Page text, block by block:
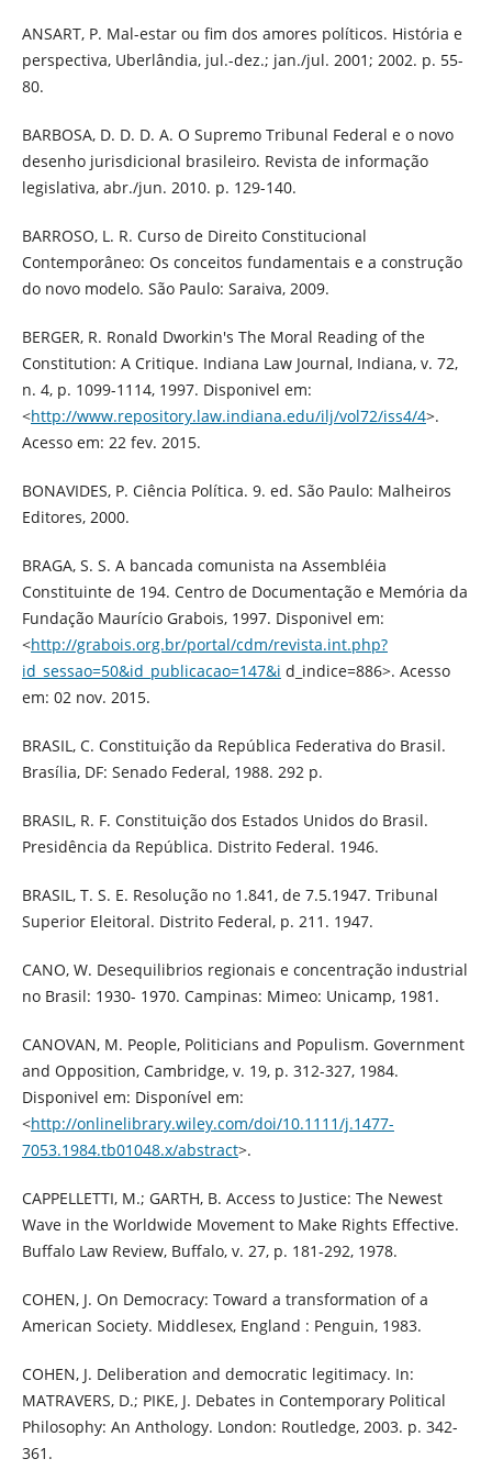
ANSART, P. Mal-estar ou fim dos amores políticos. História e
perspectiva, Uberlândia, jul.-dez.; jan./jul. 2001; 2002. p. 55-
80.
BARBOSA, D. D. D. A. O Supremo Tribunal Federal e o novo
desenho jurisdicional brasileiro. Revista de informação
legislativa, abr./jun. 2010. p. 129-140.
BARROSO, L. R. Curso de Direito Constitucional
Contemporâneo: Os conceitos fundamentais e a construção
do novo modelo. São Paulo: Saraiva, 2009.
BERGER, R. Ronald Dworkin's The Moral Reading of the
Constitution: A Critique. Indiana Law Journal, Indiana, v. 72,
n. 4, p. 1099-1114, 1997. Disponivel em:
<http://www.repository.law.indiana.edu/ilj/vol72/iss4/4>.
Acesso em: 22 fev. 2015.
BONAVIDES, P. Ciência Política. 9. ed. São Paulo: Malheiros
Editores, 2000.
BRAGA, S. S. A bancada comunista na Assembléia
Constituinte de 194. Centro de Documentação e Memória da
Fundação Maurício Grabois, 1997. Disponivel em:
<http://grabois.org.br/portal/cdm/revista.int.php?
id_sessao=50&id_publicacao=147&i d_indice=886>. Acesso
em: 02 nov. 2015.
BRASIL, C. Constituição da República Federativa do Brasil.
Brasília, DF: Senado Federal, 1988. 292 p.
BRASIL, R. F. Constituição dos Estados Unidos do Brasil.
Presidência da República. Distrito Federal. 1946.
BRASIL, T. S. E. Resolução no 1.841, de 7.5.1947. Tribunal
Superior Eleitoral. Distrito Federal, p. 211. 1947.
CANO, W. Desequilibrios regionais e concentração industrial
no Brasil: 1930- 1970. Campinas: Mimeo: Unicamp, 1981.
CANOVAN, M. People, Politicians and Populism. Government
and Opposition, Cambridge, v. 19, p. 312-327, 1984.
Disponivel em: Disponível em:
<http://onlinelibrary.wiley.com/doi/10.1111/j.1477-
7053.1984.tb01048.x/abstract>.
CAPPELLETTI, M.; GARTH, B. Access to Justice: The Newest
Wave in the Worldwide Movement to Make Rights Effective.
Buffalo Law Review, Buffalo, v. 27, p. 181-292, 1978.
COHEN, J. On Democracy: Toward a transformation of a
American Society. Middlesex, England : Penguin, 1983.
COHEN, J. Deliberation and democratic legitimacy. In:
MATRAVERS, D.; PIKE, J. Debates in Contemporary Political
Philosophy: An Anthology. London: Routledge, 2003. p. 342-
361.